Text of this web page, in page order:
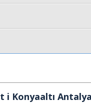
i Konyaaltı Antalya